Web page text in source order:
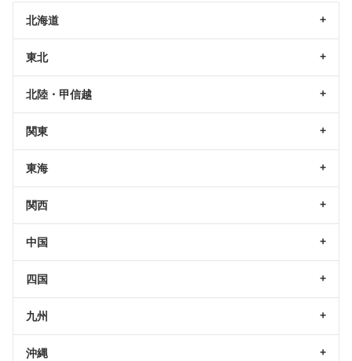
北海道
東北
北陸・甲信越
関東
東海
関西
中国
四国
九州
沖縄